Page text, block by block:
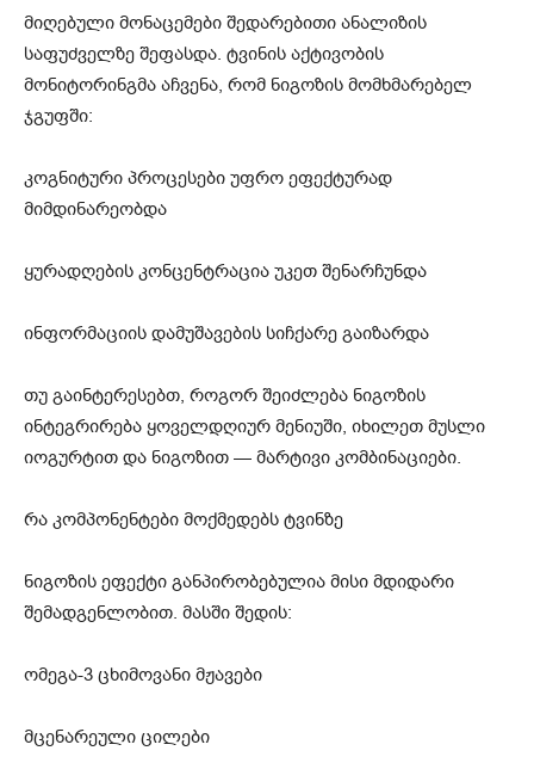
მიღებული მონაცემები შედარებითი ანალიზის
საფუძველზე შეფასდა. ტვინის აქტივობის
მონიტორინგმა აჩვენა, რომ ნიგოზის მომხმარებელ
ჯგუფში:
კოგნიტური პროცესები უფრო ეფექტურად
მიმდინარეობდა
ყურადღების კონცენტრაცია უკეთ შენარჩუნდა
ინფორმაციის დამუშავების სიჩქარე გაიზარდა
თუ გაინტერესებთ, როგორ შეიძლება ნიგოზის
ინტეგრირება ყოველდღიურ მენიუში, იხილეთ მუსლი
იოგურტით და ნიგოზით — მარტივი კომბინაციები.
რა კომპონენტები მოქმედებს ტვინზე
ნიგოზის ეფექტი განპირობებულია მისი მდიდარი
შემადგენლობით. მასში შედის:
ომეგა-3 ცხიმოვანი მჟავები
მცენარეული ცილები